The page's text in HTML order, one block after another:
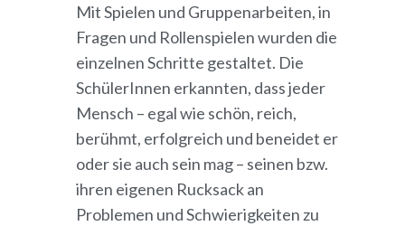
Mit Spielen und Gruppenarbeiten, in
Fragen und Rollenspielen wurden die
einzelnen Schritte gestaltet. Die
SchülerInnen erkannten, dass jeder
Mensch – egal wie schön, reich,
berühmt, erfolgreich und beneidet er
oder sie auch sein mag – seinen bzw.
ihren eigenen Rucksack an
Problemen und Schwierigkeiten zu